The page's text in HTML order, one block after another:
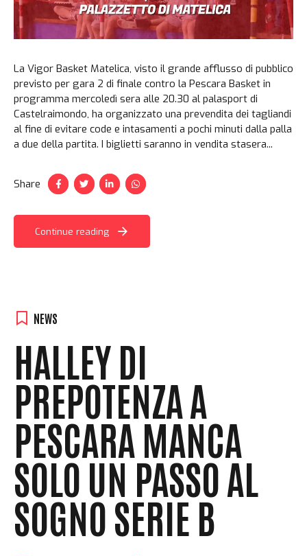
La Vigor Basket Matelica, visto il grande afflusso di pubblico
previsto per gara 2 di finale contro la Pescara Basket in
programma mercoledì sera alle 20.30 al palasport di
Castelraimondo, ha organizzato una prevendita dei tagliandi
al fine di evitare code e intasamenti a pochi minuti dalla palla
a due della partita. I biglietti saranno in vendita stasera...
Share
Continue reading
NEWS
HALLEY DI
PREPOTENZA A
PESCARA MANCA
SOLO UN PASSO AL
SOGNO SERIE B